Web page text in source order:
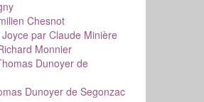
Chesnot
par Claude Minière
Monnier
Dunoyer de
Dunoyer de Segonzac